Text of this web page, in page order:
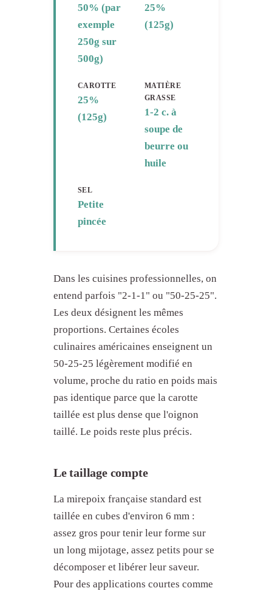
50% (par
exemple
250g sur
500g)
25%
(125g)
CAROTTE
25%
(125g)
MATIÈRE
GRASSE
1-2 c. à
soupe de
beurre ou
huile
SEL
Petite
pincée
Dans les cuisines professionnelles, on
entend parfois "2-1-1" ou "50-25-25".
Les deux désignent les mêmes
proportions. Certaines écoles
culinaires américaines enseignent un
50-25-25 légèrement modifié en
volume, proche du ratio en poids mais
pas identique parce que la carotte
taillée est plus dense que l'oignon
taillé. Le poids reste plus précis.
Le taillage compte
La mirepoix française standard est
taillée en cubes d'environ 6 mm :
assez gros pour tenir leur forme sur
un long mijotage, assez petits pour se
décomposer et libérer leur saveur.
Pour des applications courtes comme